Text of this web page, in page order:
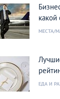
какой
МЕСТА/
ЕДА И